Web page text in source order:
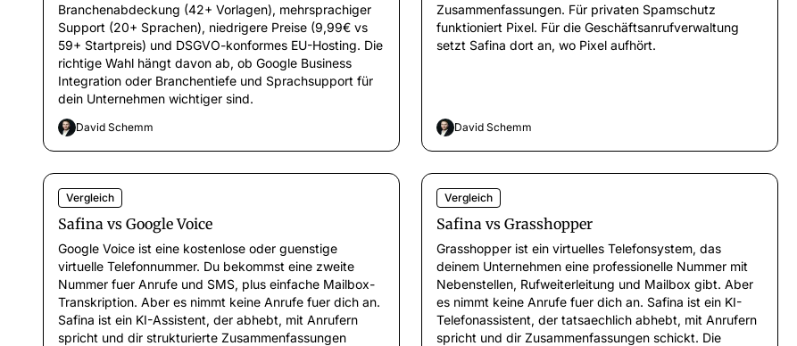
Branchenabdeckung (42+ Vorlagen), mehrsprachiger
Support (20+ Sprachen), niedrigere Preise (9,99€ vs
59+ Startpreis) und DSGVO-konformes EU-Hosting. Die
richtige Wahl hängt davon ab, ob Google Business
Integration oder Branchentiefe und Sprachsupport für
dein Unternehmen wichtiger sind.
David Schemm
Zusammenfassungen. Für privaten Spamschutz
funktioniert Pixel. Für die Geschäftsanrufverwaltung
setzt Safina dort an, wo Pixel aufhört.
David Schemm
Vergleich
Safina vs Google Voice
Google Voice ist eine kostenlose oder guenstige
virtuelle Telefonnummer. Du bekommst eine zweite
Nummer fuer Anrufe und SMS, plus einfache Mailbox-
Transkription. Aber es nimmt keine Anrufe fuer dich an.
Safina ist ein KI-Assistent, der abhebt, mit Anrufern
spricht und dir strukturierte Zusammenfassungen
Vergleich
Safina vs Grasshopper
Grasshopper ist ein virtuelles Telefonsystem, das
deinem Unternehmen eine professionelle Nummer mit
Nebenstellen, Rufweiterleitung und Mailbox gibt. Aber
es nimmt keine Anrufe fuer dich an. Safina ist ein KI-
Telefonassistent, der tatsaechlich abhebt, mit Anrufern
spricht und dir Zusammenfassungen schickt. Die